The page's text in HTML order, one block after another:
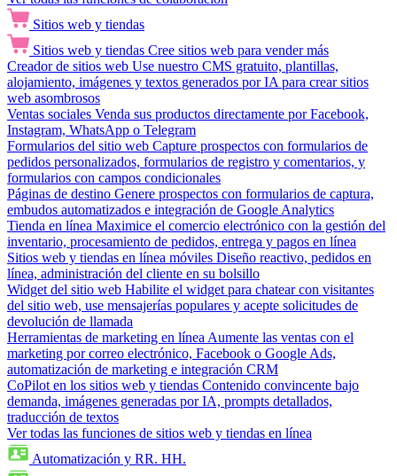
Sitios web y tiendas
Sitios web y tiendas Cree sitios web para vender más
Creador de sitios web Use nuestro CMS gratuito, plantillas,
alojamiento, imágenes y textos generados por IA para crear sitios
web asombrosos
Ventas sociales Venda sus productos directamente por Facebook,
Instagram, WhatsApp o Telegram
Formularios del sitio web Capture prospectos con formularios de
pedidos personalizados, formularios de registro y comentarios, y
formularios con campos condicionales
Páginas de destino Genere prospectos con formularios de captura,
embudos automatizados e integración de Google Analytics
Tienda en línea Maximice el comercio electrónico con la gestión del
inventario, procesamiento de pedidos, entrega y pagos en línea
Sitios web y tiendas en línea móviles Diseño reactivo, pedidos en
línea, administración del cliente en su bolsillo
Widget del sitio web Habilite el widget para chatear con visitantes
del sitio web, use mensajerías populares y acepte solicitudes de
devolución de llamada
Herramientas de marketing en línea Aumente las ventas con el
marketing por correo electrónico, Facebook o Google Ads,
automatización de marketing e integración CRM
CoPilot en los sitios web y tiendas Contenido convincente bajo
demanda, imágenes generadas por IA, prompts detallados,
traducción de textos
Ver todas las funciones de sitios web y tiendas en línea
Automatización y RR. HH.